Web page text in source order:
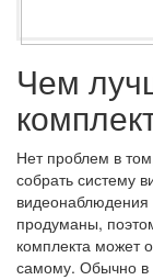
Чем
Нет проблем в
собрать систему
продуманы,
комплекта может
самому. Обычно в